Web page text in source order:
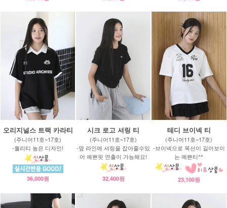
오리지널스 트랙 카라티
(주니어11호~17호)
-퀄리티 높은 디자인!
36,000원
시크 로고 셔링 티
(주니어11호~17호)
-옆 라인에 셔링을 잡아줄수있
어 예쁜핏 연출이 가능해요!
32,400원
테디 브이넥 티
(주니어11호~17호)
-브이넥으로 목선이 길어보이
는 예쁜티^^
23,100원